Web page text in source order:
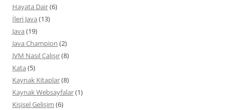
Hayata Dair(6)
İleri Java (13)
Java (19)
Java Champion (2)
JVM Nasıl Çalışır(8)
Kata (5)
Kaynak Kitaplar(8)
Kaynak Websayfalar(1)
Kişisel Gelişim (6)